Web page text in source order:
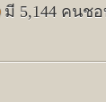
มี 5,144 คนช